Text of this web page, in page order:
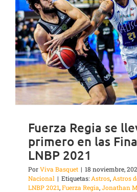
Fuerza Regia se
primero en las
LNBP 2021
PorViva Basquet | 18 noviembre,
Nacional | Etiquetas: Astros, Astros
LNBP 2021,Fuerza Regia,Jonathan